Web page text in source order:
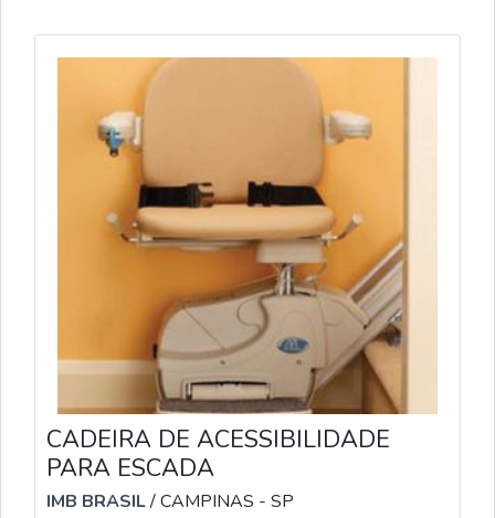
CADEIRA DE ACESSIBILIDADE
PARA ESCADA
IMB BRASIL/ CAMPINAS - SP